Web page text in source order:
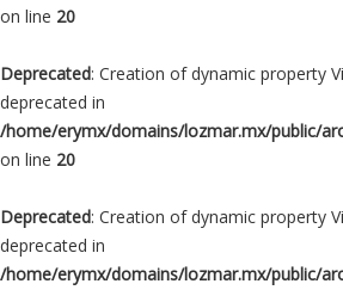
on line 20
Deprecated: Creation of dynamic property
deprecated in
/home/erymx/domains/lozmar.mx/public/
on line 20
Deprecated: Creation of dynamic property
deprecated in
/home/erymx/domains/lozmar.mx/public/